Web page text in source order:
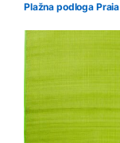
Plažna podloga Praia